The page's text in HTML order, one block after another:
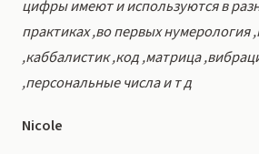
цифры имеют и используются в
практиках ,во первых нумерология
,каббалистик ,код ,матрица
,персональные числа и т д
Nicole